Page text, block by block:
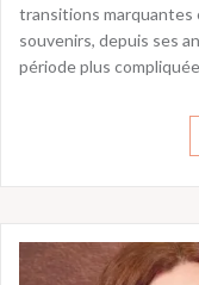
transitions marquantes
souvenirs, depuis ses
période plus